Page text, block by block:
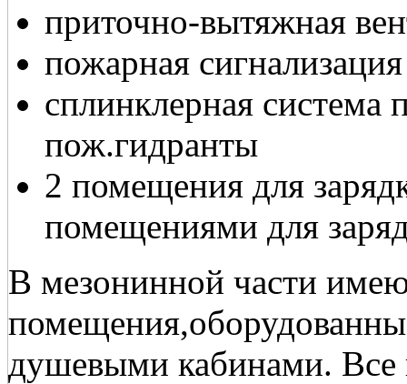
приточно-вытяжная
пожарная сигнализация
сплинклерная система
пож.гидранты
2 помещения для
помещениями для
В мезонинной части
душевыми кабинами. Все